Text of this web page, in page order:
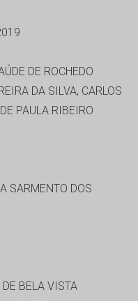
DE ROCHEDO
DA SILVA, CARLOS
PAULA RIBEIRO
SARMENTO DOS
BELA VISTA